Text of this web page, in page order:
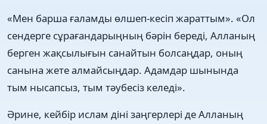
«Мен барша ғаламды өлшеп-кесіп жараттым». «Ол
сендерге сұрағандарыңның бәрін береді, Алланың
берген жақсылығын санайтын болсаңдар, оның
санына жете алмайсыңдар. Адамдар шынында
тым нысапсыз, тым тәубесіз келеді».
Әрине, кейбір ислам діні заңгерлері де Алланың